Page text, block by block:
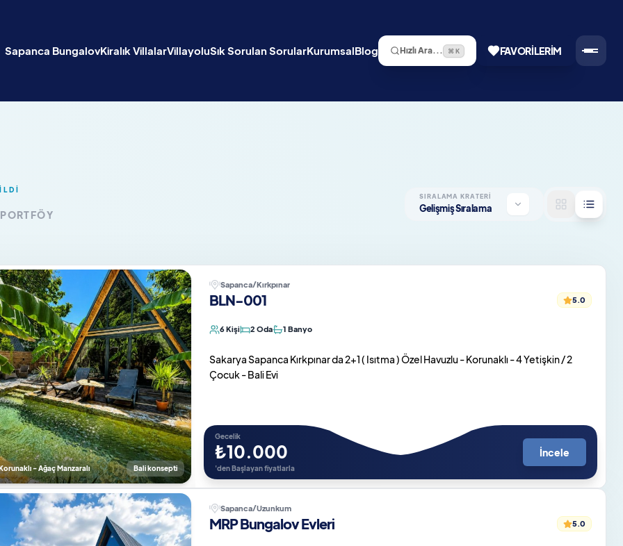
Sapanca BungalovKiralık VillalarVillayoluSık Sorulan SorularKurumsalBlog Hızlı Ara... ⌘ K FAVORILERIM
SIRALAMA KRATERI
Gelişmiş Sıralama
- Ağaç Manzaralı Bali konsepti
Sapanca/Kırkpınar
BLN-001 5.0
6 Kişi 2 Oda 1 Banyo
Sakarya Sapanca Kırkpınar da 2+1 ( Isıtma ) Özel Havuzlu - Korunaklı - 4 Yetişkin / 2
Çocuk - Bali Evi
Gecelik
₺10.000
'den Başlayan fiyatlarla
İncele
Sapanca/Uzunkum
MRP Bungalov Evleri 5.0